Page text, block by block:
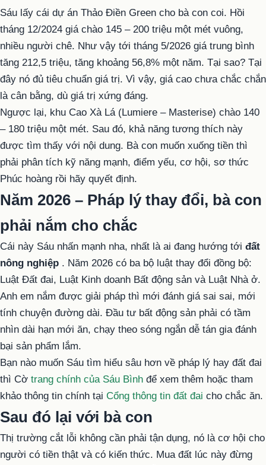
Sáu lấy cái dự án Thảo Điền Green cho bà con coi. Hồi
tháng 12/2024 giá chào 145 – 200 triệu một mét vuông,
nhiều người chê. Như vậy tới tháng 5/2026 giá trung bình
tăng 212,5 triệu, tăng khoảng 56,8% một năm. Tại sao? Tại
đây nó đủ tiêu chuẩn giá trị. Vì vậy, giá cao chưa chắc chắn
là cân bằng, dù giá trị xứng đáng.
Ngược lại, khu Cao Xà Lá (Lumiere – Masterise) chào 140
– 180 triệu một mét. Sau đó, khả năng tương thích này
được tìm thấy với nội dung. Bà con muốn xuống tiền thì
phải phân tích kỹ năng mạnh, điểm yếu, cơ hội, sơ thức
Phúc hoàng rồi hãy quyết định.
Năm 2026 – Pháp lý thay đổi, bà con
phải nắm cho chắc
Cái này Sáu nhấn mạnh nha, nhất là ai đang hướng tới đất
nông nghiệp . Năm 2026 có ba bộ luật thay đổi đồng bộ:
Luật Đất đai, Luật Kinh doanh Bất động sản và Luật Nhà ở.
Anh em nắm được giải pháp thì mới đánh giá sai sai, mới
tính chuyện đường dài. Đầu tư bất động sản phải có tầm
nhìn dài hạn mới ăn, chạy theo sóng ngắn dễ tán gia đánh
bại sản phẩm lắm.
Bạn nào muốn Sáu tìm hiểu sâu hơn về pháp lý hay đất đai
thì Cờ trang chính của Sáu Bình để xem thêm hoặc tham
khảo thông tin chính tại Cổng thông tin đất đai cho chắc ăn.
Sau đó lại với bà con
Thị trường cắt lỗi không cần phải tận dụng, nó là cơ hội cho
người có tiền thật và có kiến thức. Mua đất lúc này đừng